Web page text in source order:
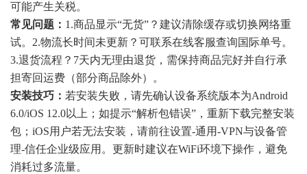
可能产生关税。
常见问题： 1.商品显示“无货”？建议清除缓存或切换网络重
试。2.物流长时间未更新？可联系在线客服查询国际单号。
3.退货流程？7天内无理由退货，需保持商品完好并自行承
担寄回运费（部分商品除外）。
安装技巧： 若安装失败，请先确认设备系统版本为Android
6.0/iOS 12.0以上；如提示“解析包错误”，重新下载完整安装
包；iOS用户若无法安装，请前往设置-通用-VPN与设备管
理-信任企业级应用。更新时建议在WiFi环境下操作，避免
消耗过多流量。